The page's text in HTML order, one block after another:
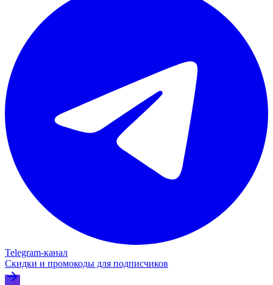
Telegram‑канал
Скидки и промокоды для подписчиков